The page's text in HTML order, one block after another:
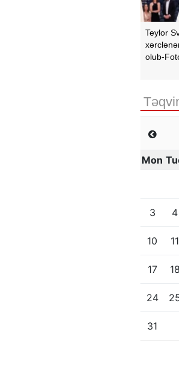
Teylor
olub-
Mon
3 4
10 11
17 18
24
31